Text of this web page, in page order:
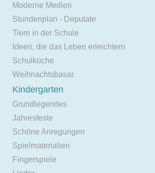
Moderne Medien
Stundenplan - Deputate
Tiere in der Schule
Ideen, die das Leben erleichtern
Schulküche
Weihnachtsbasar
Kindergarten
Grundlegendes
Jahresfeste
Schöne Anregungen
Spielmaterialien
Fingerspiele